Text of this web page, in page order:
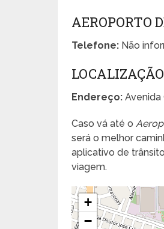
AEROPORTO
Telefone: Não
Endereço: Avenida
Caso vá até o
será o melhor
aplicativo de
viagem.
+
−